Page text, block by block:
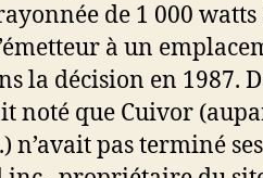
de 1 000 watts
à un
la décision en 1987.
noté que Cuivor
n’avait pas terminé